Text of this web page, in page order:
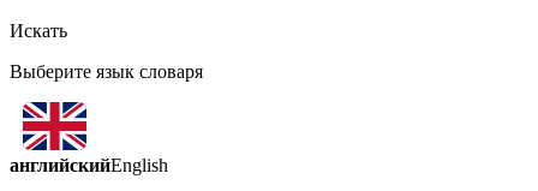
Искать
Выберите язык словаря
английскийEnglish